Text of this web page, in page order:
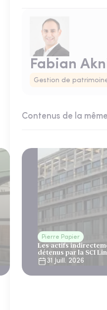
Fabian
Gestion de
Contenus de la
Pierre Papier
Les actifs
détenus par la SCI
31 Juill. 2026